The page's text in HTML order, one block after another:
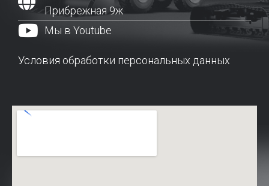
Прибрежная 9ж
Мы в Youtube
Условия обработки персональных данных